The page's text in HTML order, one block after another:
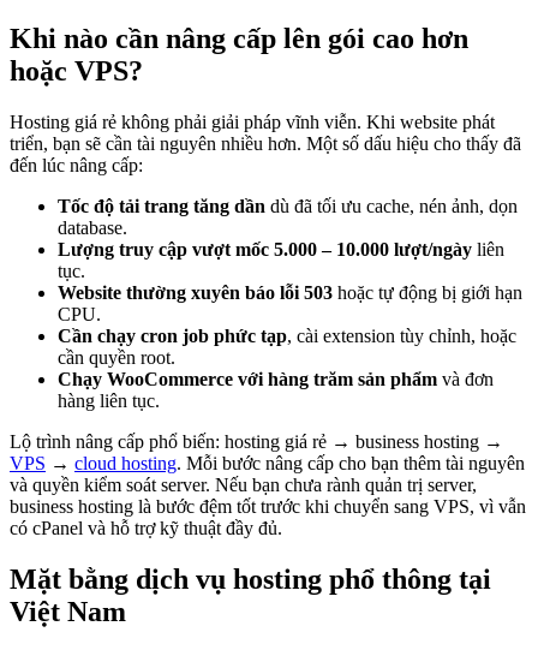
Khi nào cần nâng cấp lên gói cao hơn
hoặc VPS?
Hosting giá rẻ không phải giải pháp vĩnh viễn. Khi website phát
triển, bạn sẽ cần tài nguyên nhiều hơn. Một số dấu hiệu cho thấy đã
đến lúc nâng cấp:
Tốc độ tải trang tăng dần dù đã tối ưu cache, nén ảnh, dọn
database.
Lượng truy cập vượt mốc 5.000 – 10.000 lượt/ngày liên
tục.
Website thường xuyên báo lỗi 503 hoặc tự động bị giới hạn
CPU.
Cần chạy cron job phức tạp, cài extension tùy chỉnh, hoặc
cần quyền root.
Chạy WooCommerce với hàng trăm sản phẩm và đơn
hàng liên tục.
Lộ trình nâng cấp phổ biến: hosting giá rẻ → business hosting →
VPS → cloud hosting. Mỗi bước nâng cấp cho bạn thêm tài nguyên
và quyền kiểm soát server. Nếu bạn chưa rành quản trị server,
business hosting là bước đệm tốt trước khi chuyển sang VPS, vì vẫn
có cPanel và hỗ trợ kỹ thuật đầy đủ.
Mặt bằng dịch vụ hosting phổ thông tại
Việt Nam